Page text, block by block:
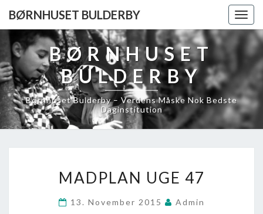
BØRNHUSET BULDERBY
BØRNHUSET
BULDERBY
Børnhuset Bulderby – Verdens Måske Nok Bedste
Daginstitution
UGE
MADPLAN UGE 47
13. November 2015 Admin